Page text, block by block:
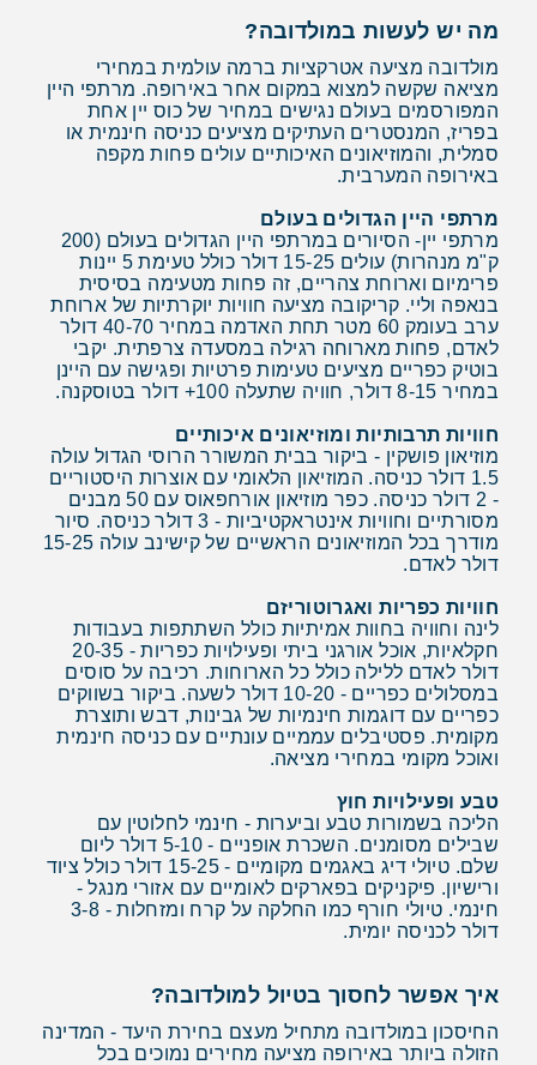
מה יש לעשות במולדובה?
מולדובה מציעה אטרקציות ברמה עולמית במחירי
מציאה שקשה למצוא במקום אחר באירופה. מרתפי היין
המפורסמים בעולם נגישים במחיר של כוס יין אחת
בפריז, המנסטרים העתיקים מציעים כניסה חינמית או
סמלית, והמוזיאונים האיכותיים עולים פחות מקפה
באירופה המערבית.
מרתפי היין הגדולים בעולם
מרתפי יין- הסיורים במרתפי היין הגדולים בעולם (200
ק"מ מנהרות) עולים 15-25 דולר כולל טעימת 5 יינות
פרימיום וארוחת צהריים, זה פחות מטעימה בסיסית
בנאפה וליי. קריקובה מציעה חוויות יוקרתיות של ארוחת
ערב בעומק 60 מטר תחת האדמה במחיר 40-70 דולר
לאדם, פחות מארוחה רגילה במסעדה צרפתית. יקבי
בוטיק כפריים מציעים טעימות פרטיות ופגישה עם היינן
במחיר 8-15 דולר, חוויה שתעלה 100+ דולר בטוסקנה.
חוויות תרבותיות ומוזיאונים איכותיים
מוזיאון פושקין - ביקור בבית המשורר הרוסי הגדול עולה
1.5 דולר כניסה. המוזיאון הלאומי עם אוצרות היסטוריים
- 2 דולר כניסה. כפר מוזיאון אורחפאוס עם 50 מבנים
מסורתיים וחוויות אינטראקטיביות - 3 דולר כניסה. סיור
מודרך בכל המוזיאונים הראשיים של קישינב עולה 15-25
דולר לאדם.
חוויות כפריות ואגרוטוריזם
לינה וחוויה בחוות אמיתיות כולל השתתפות בעבודות
חקלאיות, אוכל אורגני ביתי ופעילויות כפריות - 20-35
דולר לאדם ללילה כולל כל הארוחות. רכיבה על סוסים
במסלולים כפריים - 10-20 דולר לשעה. ביקור בשווקים
כפריים עם דוגמות חינמיות של גבינות, דבש ותוצרת
מקומית. פסטיבלים עממיים עונתיים עם כניסה חינמית
ואוכל מקומי במחירי מציאה.
טבע ופעילויות חוץ
הליכה בשמורות טבע וביערות - חינמי לחלוטין עם
שבילים מסומנים. השכרת אופניים - 5-10 דולר ליום
שלם. טיולי דיג באגמים מקומיים - 15-25 דולר כולל ציוד
ורישיון. פיקניקים בפארקים לאומיים עם אזורי מנגל -
חינמי. טיולי חורף כמו החלקה על קרח ומזחלות - 3-8
דולר לכניסה יומית.
איך אפשר לחסוך בטיול למולדובה?
החיסכון במולדובה מתחיל מעצם בחירת היעד - המדינה
הזולה ביותר באירופה מציעה מחירים נמוכים בכל